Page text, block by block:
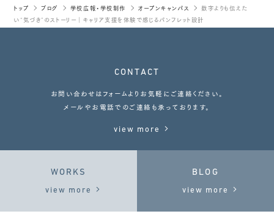
トップ ブログ 学校広報・学校制作 オープンキャンパス 数字よりも伝えた
い“気づき”のストーリー｜キャリア支援を体験で感じるパンフレット設計
CONTACT
お問い合わせはフォームよりお気軽にご連絡ください。
メールやお電話でのご連絡も承っております。
view more
WORKS
view more
BLOG
view more